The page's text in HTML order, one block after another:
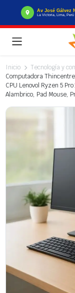
Av José Gálvez
La Victoria, Lima, Perú
Inicio
Tecnología y
Computadora
CPU Lenovo| Ryzen 5
Alambrico, Pad Mouse,